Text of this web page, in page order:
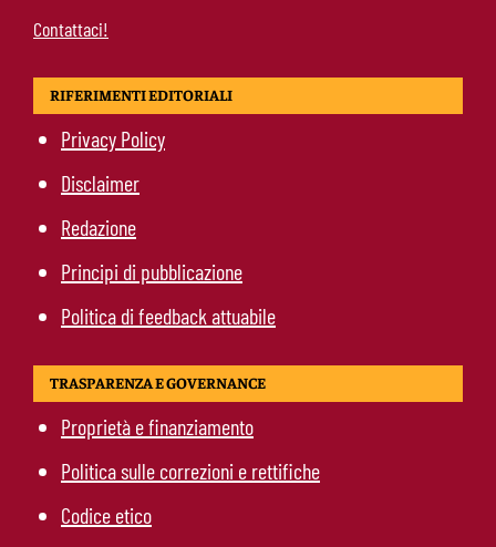
Contattaci!
RIFERIMENTI EDITORIALI
Privacy Policy
Disclaimer
Redazione
Principi di pubblicazione
Politica di feedback attuabile
TRASPARENZA E GOVERNANCE
Proprietà e finanziamento
Politica sulle correzioni e rettifiche
Codice etico